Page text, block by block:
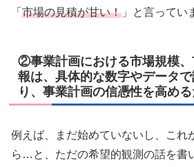
「 市場の見積が甘い！ 」と言ってい
②事業計画における市場規模
報は、具体的な数字やデータ
り、事業計画の信憑性を高め
例えば、まだ始めていないし、これ
ら…と、ただの希望的観測の話を書